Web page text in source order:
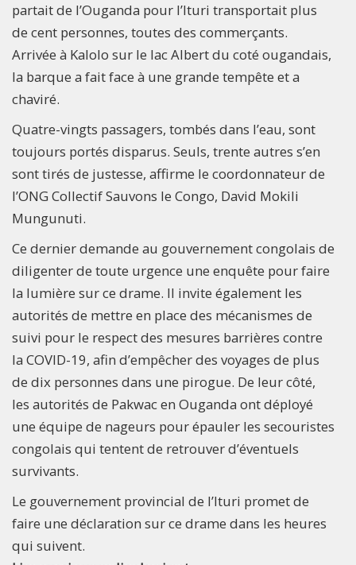
partait de l’Ouganda pour l’Ituri transportait plus
de cent personnes, toutes des commerçants.
Arrivée à Kalolo sur le lac Albert du coté ougandais,
la barque a fait face à une grande tempête et a
chaviré.
Quatre-vingts passagers, tombés dans l’eau, sont
toujours portés disparus. Seuls, trente autres s’en
sont tirés de justesse, affirme le coordonnateur de
l’ONG Collectif Sauvons le Congo, David Mokili
Mungunuti.
Ce dernier demande au gouvernement congolais de
diligenter de toute urgence une enquête pour faire
la lumière sur ce drame. Il invite également les
autorités de mettre en place des mécanismes de
suivi pour le respect des mesures barrières contre
la COVID-19, afin d’empêcher des voyages de plus
de dix personnes dans une pirogue. De leur côté,
les autorités de Pakwac en Ouganda ont déployé
une équipe de nageurs pour épauler les secouristes
congolais qui tentent de retrouver d’éventuels
survivants.
Le gouvernement provincial de l’Ituri promet de
faire une déclaration sur ce drame dans les heures
qui suivent.